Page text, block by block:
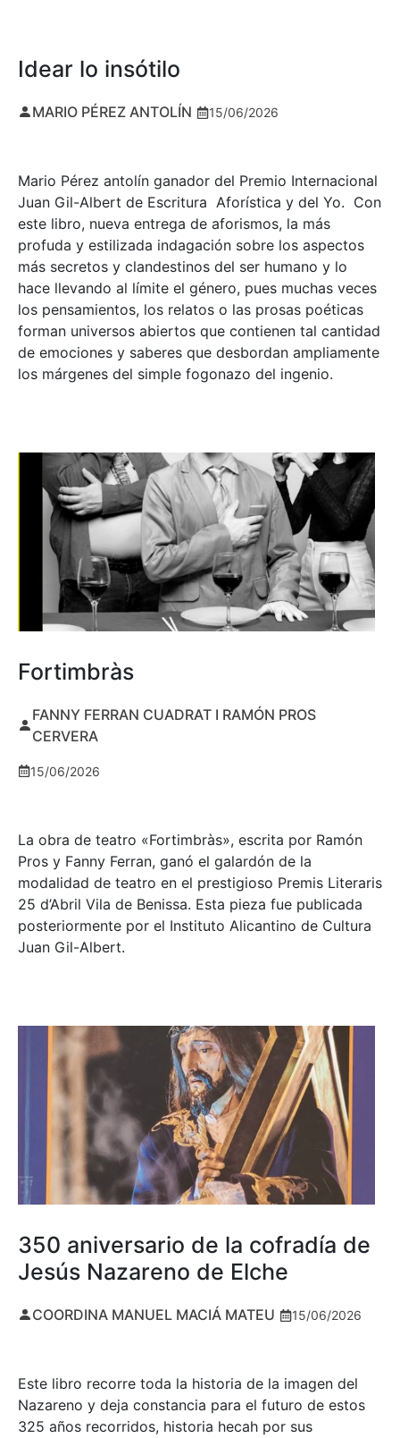
Idear lo insótilo
MARIO PÉREZ ANTOLÍN 15/06/2026
Mario Pérez antolín ganador del Premio Internacional
Juan Gil-Albert de Escritura Aforística y del Yo. Con
este libro, nueva entrega de aforismos, la más
profuda y estilizada indagación sobre los aspectos
más secretos y clandestinos del ser humano y lo
hace llevando al límite el género, pues muchas veces
los pensamientos, los relatos o las prosas poéticas
forman universos abiertos que contienen tal cantidad
de emociones y saberes que desbordan ampliamente
los márgenes del simple fogonazo del ingenio.
Fortimbràs
FANNY FERRAN CUADRAT I RAMÓN PROS
CERVERA
15/06/2026
La obra de teatro «Fortimbràs», escrita por Ramón
Pros y Fanny Ferran, ganó el galardón de la
modalidad de teatro en el prestigioso Premis Literaris
25 d’Abril Vila de Benissa. Esta pieza fue publicada
posteriormente por el Instituto Alicantino de Cultura
Juan Gil-Albert.
350 aniversario de la cofradía de
Jesús Nazareno de Elche
COORDINA MANUEL MACIÁ MATEU 15/06/2026
Este libro recorre toda la historia de la imagen del
Nazareno y deja constancia para el futuro de estos
325 años recorridos, historia hecah por sus